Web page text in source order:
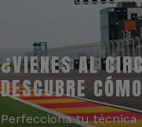
¿VIENES AL
DESCUBRE
Perfecciona tu técnica